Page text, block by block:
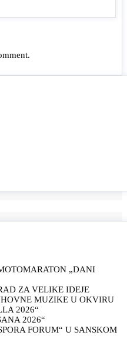
„DANI
ZA VELIKE IDEJE
MUZIKE U OKVIRU
2026“
2026“
FORUM“ U SANSKOM